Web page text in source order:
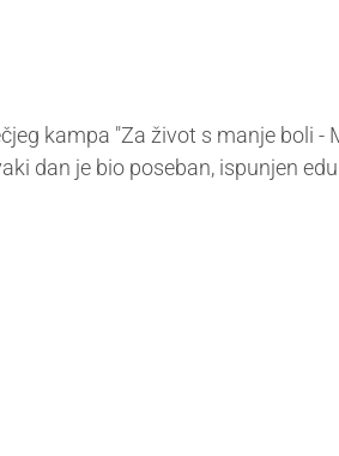
kampa "Za život s manje boli -
dan je bio poseban, ispunjen